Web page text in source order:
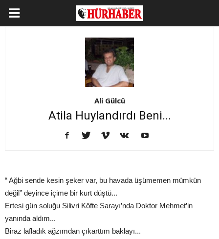
Ali Gülcü
Atila Huylandırdı Beni...
“ Ağbi sende kesin şeker var, bu havada üşümemen mümkün
değil” deyince içime bir kurt düştü...
Ertesi gün soluğu Silivri Köfte Sarayı’nda Doktor Mehmet’in
yanında aldım...
Biraz lafladık ağzımdan çıkarttım baklayı...